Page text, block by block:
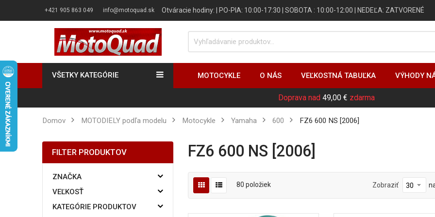
+421 905 863 049 info@motoquad.sk Otváracie hodiny: | PO-PIA: 10:00-17:30 | SOBOTA : 10:00-12:00 | NEDEĽA: ZATVORENÉ
VŠETKY KATEGÓRIE MOTOCYKLE O NÁS VEĽKOSTNÁ TABUĽKA VÝHODY
Doprava nad 49,00 € zdarma
Domov MOTODIELY podľa modelu Motocykle Yamaha 600 FZ6 600 NS [2006]
FZ6 600 NS [2006]
80 položiek Zobraziť
FILTER PRODUKTOV
ZNAČKA
VEĽKOSŤ
KATEGÓRIE PRODUKTOV